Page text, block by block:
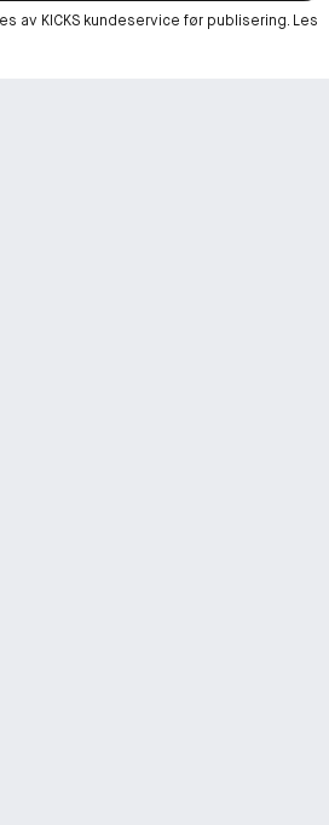
av KICKS kundeservice før publisering. Les